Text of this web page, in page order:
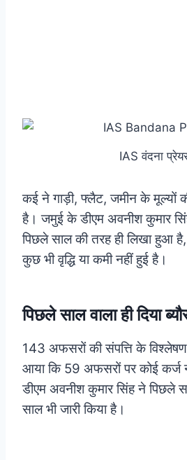
IAS वंदना
कई ने गाड़ी, फ्लैट, जमीन के मूल्यों
है। जमुई के डीएम अवनीश कुमार
पिछले साल की तरह ही लिखा हुआ है,
कुछ भी वृद्धि या कमी नहीं हुई है।
पिछले साल वाला ही दिया
143 अफसरों की संपत्ति के
आया कि 59 अफसरों पर कोई कर्ज
डीएम अवनीश कुमार सिंह ने पिछले
साल भी जारी किया है।